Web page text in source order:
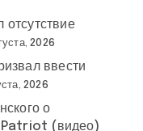
2026
ввести
2026
о
Patriot (видео)